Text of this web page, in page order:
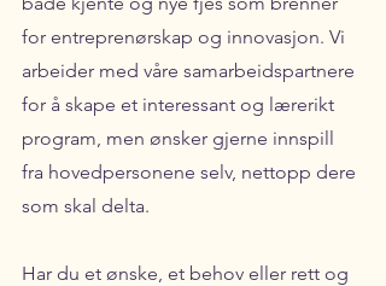
for entreprenørskap og innovasjon. Vi
arbeider med våre samarbeidspartnere
for å skape et interessant og lærerikt
program, men ønsker gjerne innspill
fra hovedpersonene selv, nettopp dere
som skal delta.
Har du et ønske, et behov eller rett og